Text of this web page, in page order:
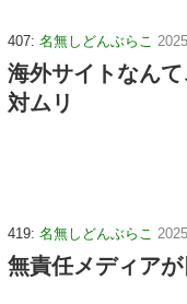
407: 名無しどんぶらこ
海外サイトなん
対ムリ
419: 名無しどんぶらこ
無責任メディア